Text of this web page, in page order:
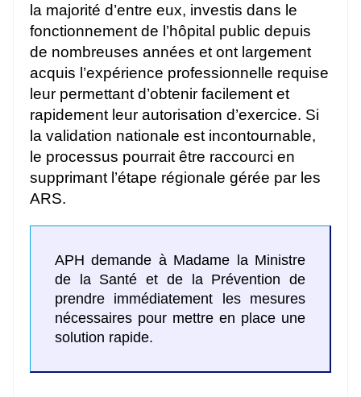
la majorité d’entre eux, investis dans le
fonctionnement de l’hôpital public depuis
de nombreuses années et ont largement
acquis l’expérience professionnelle requise
leur permettant d’obtenir facilement et
rapidement leur autorisation d’exercice. Si
la validation nationale est incontournable,
le processus pourrait être raccourci en
supprimant l’étape régionale gérée par les
ARS.
APH demande à Madame la Ministre
de la Santé et de la Prévention de
prendre immédiatement les mesures
nécessaires pour mettre en place une
solution rapide.